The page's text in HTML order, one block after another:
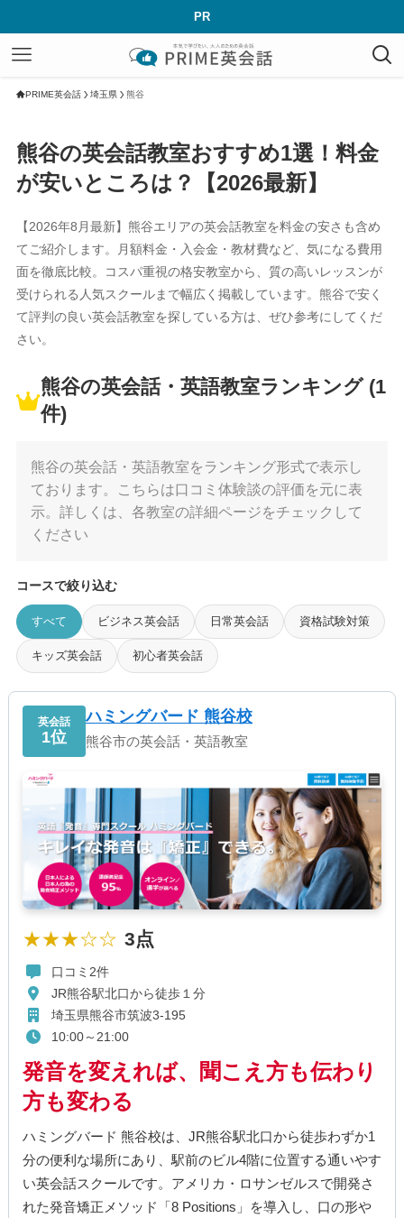
PR
PRIME英会話 埼玉県 熊谷
熊谷の英会話教室おすすめ1選！料金
が安いところは？【2026最新】
【2026年8月最新】熊谷エリアの英会話教室を料金の安さも含め
てご紹介します。月額料金・入会金・教材費など、気になる費用
面を徹底比較。コスパ重視の格安教室から、質の高いレッスンが
受けられる人気スクールまで幅広く掲載しています。熊谷で安く
て評判の良い英会話教室を探している方は、ぜひ参考にしてくだ
さい。
熊谷の英会話・英語教室ランキング (1
件)
熊谷の英会話・英語教室をランキング形式で表示し
ております。こちらは口コミ体験談の評価を元に表
示。詳しくは、各教室の詳細ページをチェックして
ください
コースで絞り込む
すべて ビジネス英会話 日常英会話 資格試験対策
キッズ英会話 初心者英会話
英会話
1位
ハミングバード 熊谷校
熊谷市の英会話・英語教室
★★★☆☆ 3点
口コミ2件
JR熊谷駅北口から徒歩１分
埼玉県熊谷市筑波3-195
10:00～21:00
発音を変えれば、聞こえ方も伝わり
方も変わる
ハミングバード 熊谷校は、JR熊谷駅北口から徒歩わずか1
分の便利な場所にあり、駅前のビル4階に位置する通いやす
い英会話スクールです。アメリカ・ロサンゼルスで開発さ
れた発音矯正メソッド「8 Positions」を導入し、口の形や